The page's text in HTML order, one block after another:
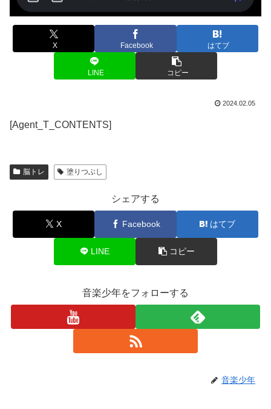
X Facebook はてブ
LINE コピー
2024.02.05
[Agent_T_CONTENTS]
脳トレ 塗りつぶし
シェアする
X Facebook はてブ
LINE コピー
音楽少年をフォローする
音楽少年